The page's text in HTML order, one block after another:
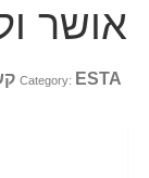
FAQ
אושר
Category: ESTA קשיים טכניים